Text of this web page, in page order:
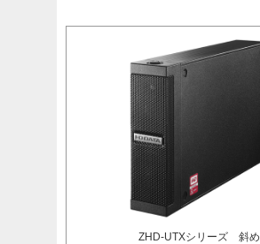
ZHD-UTXシリーズ 斜め